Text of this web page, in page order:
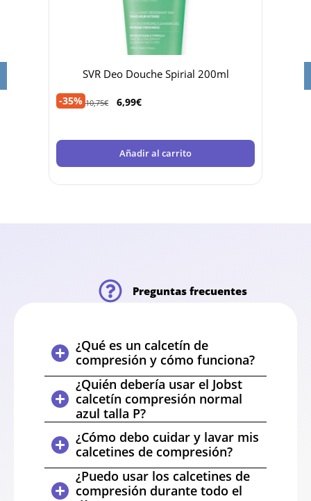
SVR Deo Douche Spirial 200ml
-35% 10,75€ 6,99€
Añadir al carrito
Preguntas frecuentes
¿Qué es un calcetín de
compresión y cómo funciona?
¿Quién debería usar el Jobst
calcetín compresión normal
azul talla P?
¿Cómo debo cuidar y lavar mis
calcetines de compresión?
¿Puedo usar los calcetines de
compresión durante todo el